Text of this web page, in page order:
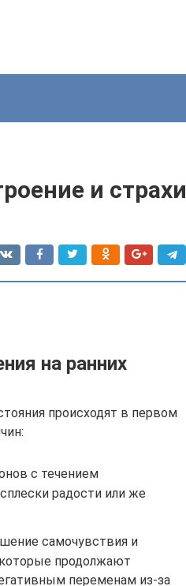
и страхи
на ранних
происходят в первом
с течением
радости или же
самочувствия и
продолжают
переменам из-за